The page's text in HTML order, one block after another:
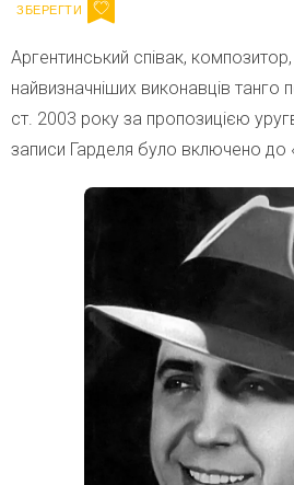
Аргентинський співак,
найвизначніших виконавців танго
ст. 2003 року за пропозицією
записи Гарделя було включено до